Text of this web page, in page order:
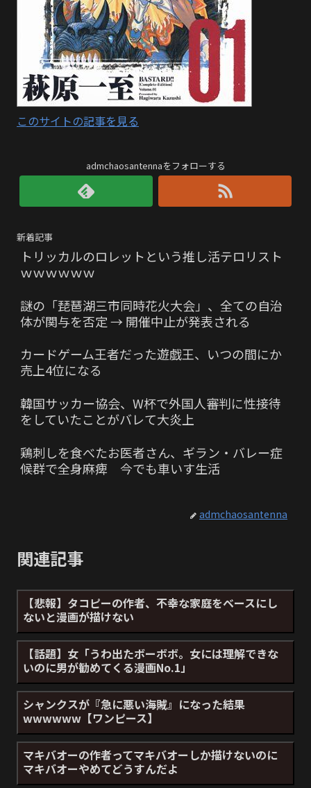
このサイトの記事を見る
admchaosantennaをフォローする
新着記事
トリッカルのロレットという推し活テロリスト
ｗｗｗｗｗｗ
謎の「琵琶湖三市同時花火大会」、全ての自治
体が関与を否定 → 開催中止が発表される
カードゲーム王者だった遊戯王、いつの間にか
売上4位になる
韓国サッカー協会、W杯で外国人審判に性接待
をしていたことがバレて大炎上
鶏刺しを食べたお医者さん、ギラン・バレー症
候群で全身麻痺 今でも車いす生活
admchaosantenna
関連記事
【悲報】タコピーの作者、不幸な家庭をベースにし
ないと漫画が描けない
【話題】女「うわ出たボーボボ。女には理解できな
いのに男が勧めてくる漫画No.1」
シャンクスが『急に悪い海賊』になった結果
wwwwww【ワンピース】
マキバオーの作者ってマキバオーしか描けないのに
マキバオーやめてどうすんだよ